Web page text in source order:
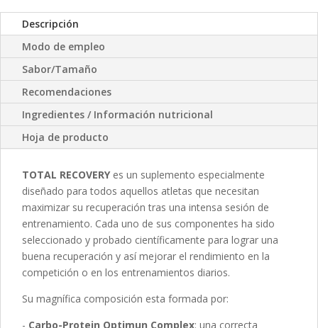
Descripción
Modo de empleo
Sabor/Tamaño
Recomendaciones
Ingredientes / Información nutricional
Hoja de producto
TOTAL RECOVERYes un suplemento especialmente
diseñado para todos aquellos atletas que necesitan
maximizar su recuperación tras una intensa sesión de
entrenamiento. Cada uno de sus componentes ha sido
seleccionado y probado científicamente para lograr una
buena recuperación y así mejorar el rendimiento en la
competición o en los entrenamientos diarios.
Su magnífica composición esta formada por:
- Carbo-Protein Optimun Complex: una correcta